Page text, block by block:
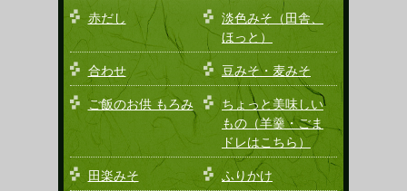
赤だし
淡色みそ（田舎、
ほっと）
合わせ 豆みそ・麦みそ
ご飯のお供 もろみ
ちょっと美味しい
もの（羊羹・ごま
ドレはこちら）
田楽みそ ふりかけ